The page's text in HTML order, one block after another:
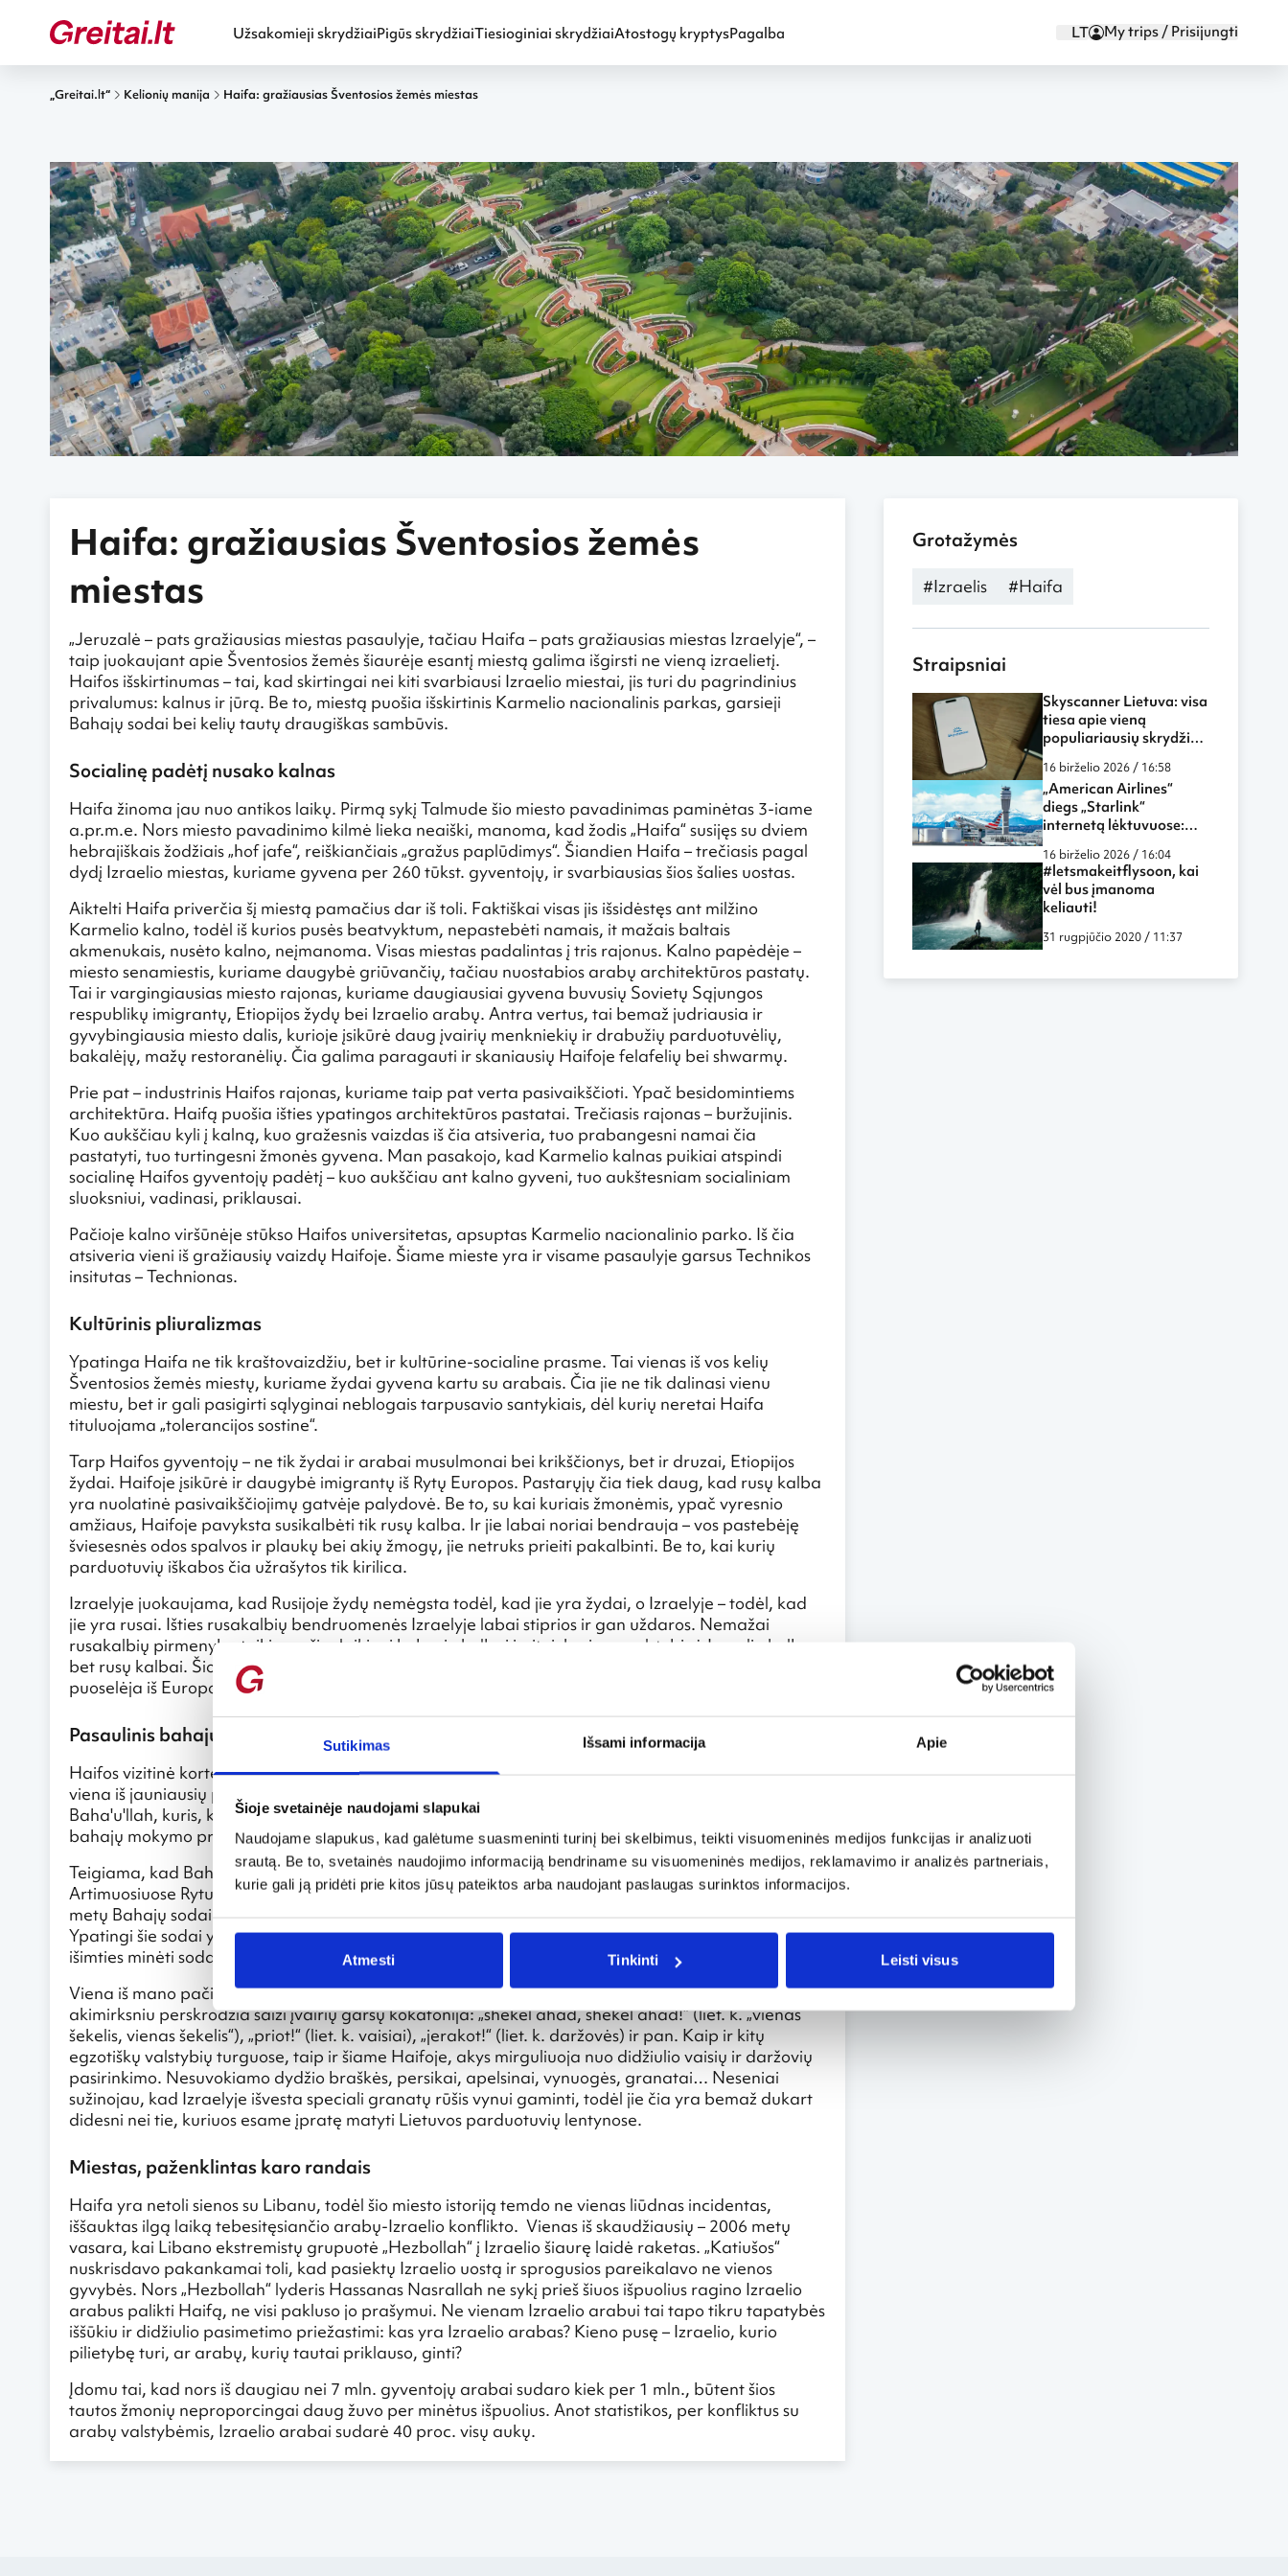
Sutikimas Išsami informacija Apie
Šioje svetainėje naudojami slapukai
Naudojame slapukus, kad galėtume suasmeninti turinį bei skelbimus, teikti visuomeninės medijos funkcijas ir analizuoti
srautą. Be to, svetainės naudojimo informaciją bendriname su visuomeninės medijos, reklamavimo ir analizės partneriais,
kurie gali ją pridėti prie kitos jūsų pateiktos arba naudojant paslaugas surinktos informacijos.
Atmesti Tinkinti Leisti visus
Užsakomieji skrydžiaiPigūs skrydžiaiTiesioginiai skrydžiaiAtostogų kryptysPagalba LT My trips / Prisijungti
„Greitai.lt“ Kelionių manija Haifa: gražiausias Šventosios žemės miestas
Haifa: gražiausias Šventosios žemės
miestas
„Jeruzalė – pats gražiausias miestas pasaulyje, tačiau Haifa – pats gražiausias miestas Izraelyje“, –
taip juokaujant apie Šventosios žemės šiaurėje esantį miestą galima išgirsti ne vieną izraelietį.
Haifos išskirtinumas – tai, kad skirtingai nei kiti svarbiausi Izraelio miestai, jis turi du pagrindinius
privalumus: kalnus ir jūrą. Be to, miestą puošia išskirtinis Karmelio nacionalinis parkas, garsieji
Bahajų sodai bei kelių tautų draugiškas sambūvis.
Socialinę padėtį nusako kalnas
Haifa žinoma jau nuo antikos laikų. Pirmą sykį Talmude šio miesto pavadinimas paminėtas 3-iame
a.pr.m.e. Nors miesto pavadinimo kilmė lieka neaiški, manoma, kad žodis „Haifa“ susijęs su dviem
hebrajiškais žodžiais „hof jafe“, reiškiančiais „gražus paplūdimys“. Šiandien Haifa – trečiasis pagal
dydį Izraelio miestas, kuriame gyvena per 260 tūkst. gyventojų, ir svarbiausias šios šalies uostas.
Aiktelti Haifa priverčia šį miestą pamačius dar iš toli. Faktiškai visas jis išsidėstęs ant milžino
Karmelio kalno, todėl iš kurios pusės beatvyktum, nepastebėti namais, it mažais baltais
akmenukais, nusėto kalno, neįmanoma. Visas miestas padalintas į tris rajonus. Kalno papėdėje –
miesto senamiestis, kuriame daugybė griūvančių, tačiau nuostabios arabų architektūros pastatų.
Tai ir vargingiausias miesto rajonas, kuriame daugiausiai gyvena buvusių Sovietų Sąjungos
respublikų imigrantų, Etiopijos žydų bei Izraelio arabų. Antra vertus, tai bemaž judriausia ir
gyvybingiausia miesto dalis, kurioje įsikūrė daug įvairių menkniekių ir drabužių parduotuvėlių,
bakalėjų, mažų restoranėlių. Čia galima paragauti ir skaniausių Haifoje felafelių bei shwarmų.
Prie pat – industrinis Haifos rajonas, kuriame taip pat verta pasivaikščioti. Ypač besidomintiems
architektūra. Haifą puošia išties ypatingos architektūros pastatai. Trečiasis rajonas – buržujinis.
Kuo aukščiau kyli į kalną, kuo gražesnis vaizdas iš čia atsiveria, tuo prabangesni namai čia
pastatyti, tuo turtingesni žmonės gyvena. Man pasakojo, kad Karmelio kalnas puikiai atspindi
socialinę Haifos gyventojų padėtį – kuo aukščiau ant kalno gyveni, tuo aukštesniam socialiniam
sluoksniui, vadinasi, priklausai.
Pačioje kalno viršūnėje stūkso Haifos universitetas, apsuptas Karmelio nacionalinio parko. Iš čia
atsiveria vieni iš gražiausių vaizdų Haifoje. Šiame mieste yra ir visame pasaulyje garsus Technikos
insitutas – Technionas.
Kultūrinis pliuralizmas
Ypatinga Haifa ne tik kraštovaizdžiu, bet ir kultūrine-socialine prasme. Tai vienas iš vos kelių
Šventosios žemės miestų, kuriame žydai gyvena kartu su arabais. Čia jie ne tik dalinasi vienu
miestu, bet ir gali pasigirti sąlyginai neblogais tarpusavio santykiais, dėl kurių neretai Haifa
tituluojama „tolerancijos sostine“.
Tarp Haifos gyventojų – ne tik žydai ir arabai musulmonai bei krikščionys, bet ir druzai, Etiopijos
žydai. Haifoje įsikūrė ir daugybė imigrantų iš Rytų Europos. Pastarųjų čia tiek daug, kad rusų kalba
yra nuolatinė pasivaikščiojimų gatvėje palydovė. Be to, su kai kuriais žmonėmis, ypač vyresnio
amžiaus, Haifoje pavyksta susikalbėti tik rusų kalba. Ir jie labai noriai bendrauja – vos pastebėję
šviesesnės odos spalvos ir plaukų bei akių žmogų, jie netruks prieiti pakalbinti. Be to, kai kurių
parduotuvių iškabos čia užrašytos tik kirilica.
Izraelyje juokaujama, kad Rusijoje žydų nemėgsta todėl, kad jie yra žydai, o Izraelyje – todėl, kad
jie yra rusai. Išties rusakalbių bendruomenės Izraelyje labai stiprios ir gan uždaros. Nemažai
rusakalbių pirmenybę teikia ne šiuolaikinei hebrajų kalbai ivritui, kuri yra valstybinė Izraelio kalba,
bet rusų kalbai. Šios bendruomenės nariai dažniausiai sukuria šeimas vieni su kitais ir toliau
puoselėja iš Europos atsivežtą kultūrą.
Pasaulinis bahajų centras
Haifos vizitinė kortelė – Bahajų sodai, kurie yra šio miesto turistų traukos centras Nr. 1. Bahajai yra
viena iš jauniausių pasaulio religijų, kurios šaknys siekia 19 amžiaus Persiją. Jos įkūrėjas –
Baha'u'llah, kuris, kaip tiki šios religijos pasekėjai, yra vienas iš Dievo Pranašų. Trys svarbiausi
bahajų mokymo principai – tai Dievo, religijos ir žmonijos vienybė.
Teigiama, kad Bahajų sodai, kuriuos sudaro 19 terasų, yra viena iš lankomiausių vietų
Artimuosiuose Rytuose. Šiuose soduose kasmet apsilanko apie pusė milijono žmonių. Prieš porą
metų Bahajų sodai kartu su šventyklomis buvo įtraukti į UNESCO saugomų vietovių sąrašą.
Ypatingi šie sodai yra ne tik bahajų religijos atstovams, bet ir kitiems žmonėms, kuriuos visus be
išimties minėti sodai pribloškia savo neapsakoma precizika ir spalvomis.
Viena iš mano pačios mėgstamiausių vietų Haifoje yra shuk – turgus, į kurį vos įžengus ausis
akimirksniu perskrodžia šaiži įvairių garsų kokafonija: „shekel ahad, shekel ahad!“ (liet. k. „vienas
šekelis, vienas šekelis“), „priot!“ (liet. k. vaisiai), „jerakot!“ (liet. k. daržovės) ir pan. Kaip ir kitų
egzotiškų valstybių turguose, taip ir šiame Haifoje, akys mirguliuoja nuo didžiulio vaisių ir daržovių
pasirinkimo. Nesuvokiamo dydžio braškės, persikai, apelsinai, vynuogės, granatai… Neseniai
sužinojau, kad Izraelyje išvesta speciali granatų rūšis vynui gaminti, todėl jie čia yra bemaž dukart
didesni nei tie, kuriuos esame įpratę matyti Lietuvos parduotuvių lentynose.
Miestas, paženklintas karo randais
Haifa yra netoli sienos su Libanu, todėl šio miesto istoriją temdo ne vienas liūdnas incidentas,
iššauktas ilgą laiką tebesitęsiančio arabų-Izraelio konflikto. Vienas iš skaudžiausių – 2006 metų
vasara, kai Libano ekstremistų grupuotė „Hezbollah“ į Izraelio šiaurę laidė raketas. „Katiušos“
nuskrisdavo pakankamai toli, kad pasiektų Izraelio uostą ir sprogusios pareikalavo ne vienos
gyvybės. Nors „Hezbollah“ lyderis Hassanas Nasrallah ne sykį prieš šiuos išpuolius ragino Izraelio
arabus palikti Haifą, ne visi pakluso jo prašymui. Ne vienam Izraelio arabui tai tapo tikru tapatybės
iššūkiu ir didžiulio pasimetimo priežastimi: kas yra Izraelio arabas? Kieno pusę – Izraelio, kurio
pilietybę turi, ar arabų, kurių tautai priklauso, ginti?
Įdomu tai, kad nors iš daugiau nei 7 mln. gyventojų arabai sudaro kiek per 1 mln., būtent šios
tautos žmonių neproporcingai daug žuvo per minėtus išpuolius. Anot statistikos, per konfliktus su
arabų valstybėmis, Izraelio arabai sudarė 40 proc. visų aukų.
Grotažymės
#Izraelis #Haifa
Straipsniai
Skyscanner Lietuva: visa
tiesa apie vieną
populiariausių skrydžių
16 birželio 2026 / 16:58
„American Airlines“
diegs „Starlink“
internetą lėktuvuose:
labiau panašūs į darbą
biure ar namuose
16 birželio 2026 / 16:04
#letsmakeitflysoon, kai
vėl bus įmanoma
keliauti!
31 rugpjūčio 2020 / 11:37